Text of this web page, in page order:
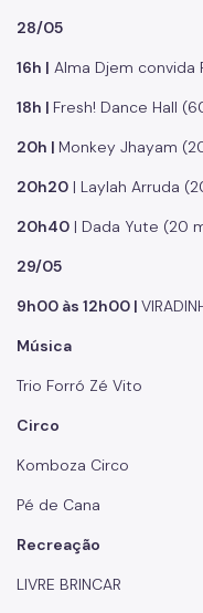
28/05
16h | Alma Djem convida
18h | Fresh! Dance Hall
20h | Monkey Jhayam
20h20 | Laylah Arruda
20h40 | Dada Yute (20
29/05
9h00 às 12h00 |
Música
Trio Forró Zé Vito
Circo
Komboza Circo
Pé de Cana
Recreação
LIVRE BRINCAR